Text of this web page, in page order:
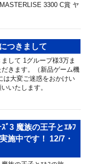
3300 C賞 ヤ
つきまして
して 1グループ様3万ま
きます。（新品ゲーム機
は大変ご迷惑をおかけい
いたします。
ｽﾞ3 魔族の王子とｴﾙﾌ
施中です！ 12/7・